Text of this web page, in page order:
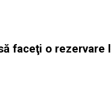
faceţi o